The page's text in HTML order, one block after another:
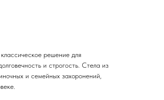
решение для
и строгость. Стела из
и семейных захоронений,